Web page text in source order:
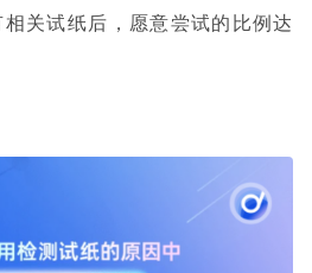
关试纸后，愿意尝试的比例达